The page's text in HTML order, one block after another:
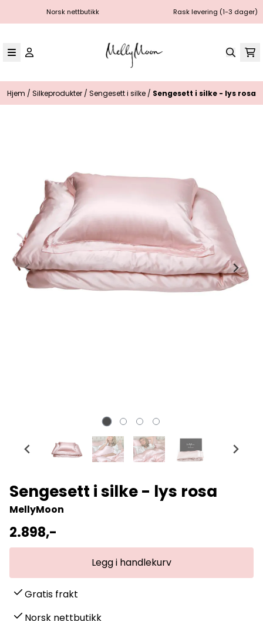
Hopp til innhold
Norsk nettbutikk Rask levering (1-3 dager)
Hjem / Silkeprodukter / Sengesett i silke / Sengesett i silke - lys rosa
Sengesett i silke - lys rosa
MellyMoon
2.898,-
Gratis frakt
Norsk nettbutikk